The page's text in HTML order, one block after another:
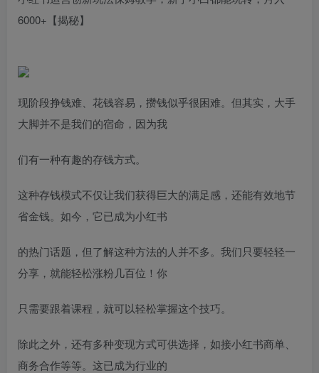
6000+【揭秘】
现阶段挣钱难、花钱容易，攒钱似乎很困难。但其实，大手
大脚并不是我们的宿命，因为我
们有一种有趣的存钱方式。
这种存钱模式不仅让我们获得巨大的满足感，还能有效地节
省金钱。如今，它已成为小红书
的热门话题，但了解这种方法的人并不多。我们只要轻轻一
分享，就能轻松涨粉几百位！你
只需要跟着课程，就可以轻松掌握这个技巧。
除此之外，还有多种变现方式可供选择，如接小红书商单、
商务合作等等。这已成为行业的